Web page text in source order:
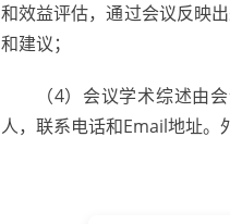
和效益评估，通过会议反映
和建议；
（4）会议学术综述由
人，联系电话和Email地址。